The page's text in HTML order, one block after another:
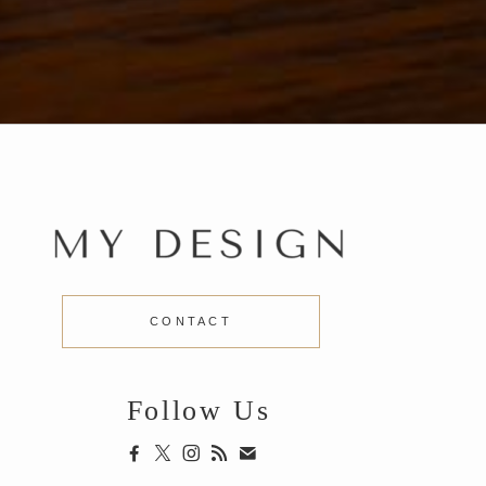
CONTACT
Follow Us